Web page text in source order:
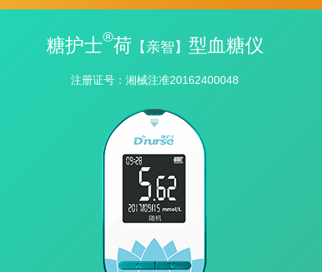
糖护士®荷 【亲智】 型血糖仪
注册证号：湘械注准20162400048